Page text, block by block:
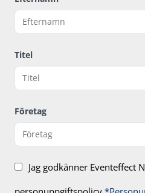
Titel
Företag
Jag godkänner Eventeffect